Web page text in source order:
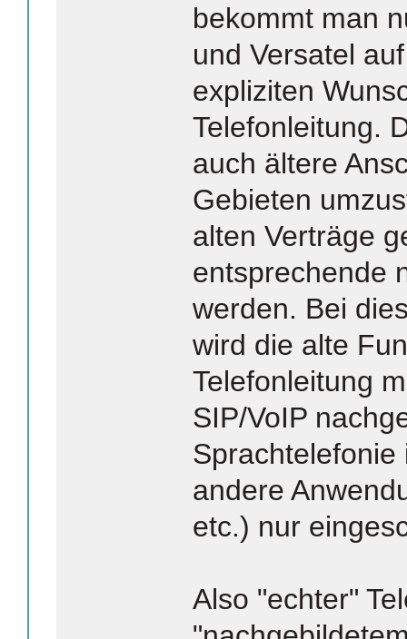
bekommt man
und Versatel
expliziten
Telefonleitung.
auch ältere
Gebieten
alten Verträge
entsprechende
werden. Bei
wird die alte
Telefonleitung
SIP/VoIP
andere
etc.) nur
Also "echter"